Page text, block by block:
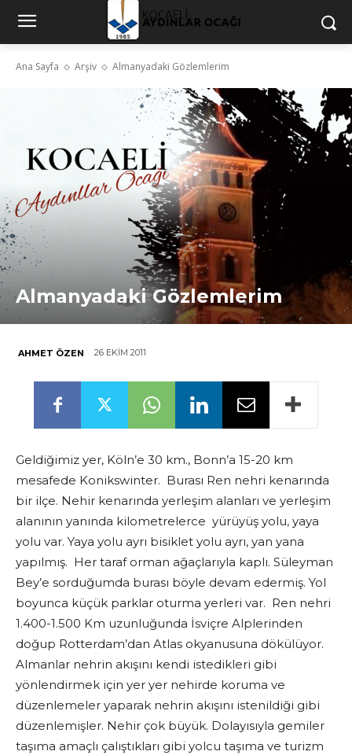
Ana Sayfa Arşiv Almanyadaki Gözlemlerim
Almanyadaki Gözlemlerim
AHMET ÖZEN 26 EKIM 2011
Geldiğimiz yer, Köln’e 30 km., Bonn’a 15-20 km
mesafede Konikswinter. Burası Ren nehri kenarında
bir ilçe. Nehir kenarında yerleşim alanları ve yerleşim
alanının yanında kilometrelerce yürüyüş yolu, yaya
yolu var. Yaya yolu ayrı bisiklet yolu ayrı, yan yana
yapılmış. Her taraf orman ağaçlarıyla kaplı. Süleyman
Bey’e sorduğumda burası böyle devam edermiş. Yol
boyunca küçük parklar oturma yerleri var. Ren nehri
1.400-1.500 Km uzunluğunda İsviçre Alplerinden
doğup Rotterdam’dan Atlas okyanusuna dökülüyor.
Almanlar nehrin akışını kendi istedikleri gibi
yönlendirmek için yer yer nehirde koruma ve
düzenlemeler yaparak nehrin akışını istenildiği gibi
düzenlemişler. Nehir çok büyük. Dolayısıyla gemiler
taşıma amaçlı çalıştıkları gibi yolcu taşıma ve turizm